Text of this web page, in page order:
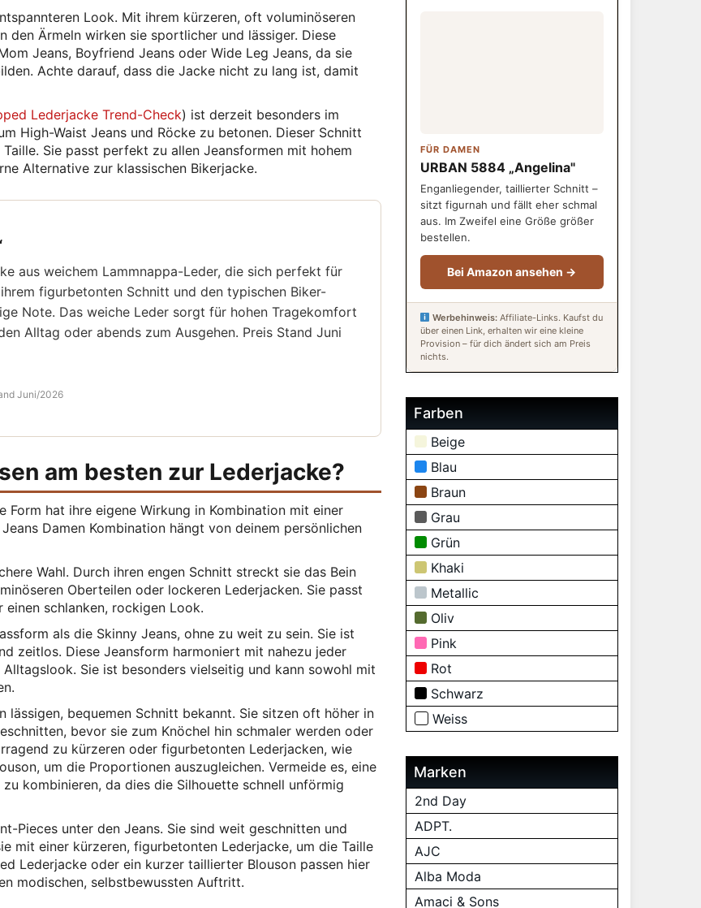
Look. Mit ihrem kürzeren, oft voluminöseren
den Ärmeln wirken sie sportlicher und lässiger. Diese
Jeans, Boyfriend Jeans oder Wide Leg Jeans, da sie
Achte darauf, dass die Jacke nicht zu lang ist, damit
Lederjacke Trend-Check) ist derzeit besonders im
High-Waist Jeans und Röcke zu betonen. Dieser Schnitt
Sie passt perfekt zu allen Jeansformen mit hohem
Alternative zur klassischen Bikerjacke.
aus weichem Lammnappa-Leder, die sich perfekt für
figurbetonten Schnitt und den typischen Biker-
Note. Das weiche Leder sorgt für hohen Tragekomfort
Alltag oder abends zum Ausgehen. Preis Stand Juni
Juni/2026
am besten zur Lederjacke?
Form hat ihre eigene Wirkung in Kombination mit einer
Damen Kombination hängt von deinem persönlichen
Wahl. Durch ihren engen Schnitt streckt sie das Bein
Oberteilen oder lockeren Lederjacken. Sie passt
schlanken, rockigen Look.
als die Skinny Jeans, ohne zu weit zu sein. Sie ist
zeitlos. Diese Jeansform harmoniert mit nahezu jeder
Sie ist besonders vielseitig und kann sowohl mit
lässigen, bequemen Schnitt bekannt. Sie sitzen oft höher in
bevor sie zum Knöchel hin schmaler werden oder
zu kürzeren oder figurbetonten Lederjacken, wie
um die Proportionen auszugleichen. Vermeide es, eine
kombinieren, da dies die Silhouette schnell unförmig
Pieces unter den Jeans. Sie sind weit geschnitten und
mit einer kürzeren, figurbetonten Lederjacke, um die Taille
Lederjacke oder ein kurzer taillierter Blouson passen hier
modischen, selbstbewussten Auftritt.
FÜR DAMEN
URBAN 5884 „Angelina"
Enganliegender, taillierter Schnitt –
sitzt figurnah und fällt eher schmal
aus. Im Zweifel eine Größe größer
bestellen.
Bei Amazon ansehen →
Werbehinweis: Affiliate-Links. Kaufst du
über einen Link, erhalten wir eine kleine
Provision – für dich ändert sich am Preis
nichts.
Farben
Beige
Blau
Braun
Grau
Grün
Khaki
Metallic
Oliv
Pink
Rot
Schwarz
Weiss
Marken
2nd Day
ADPT.
AJC
Alba Moda
Amaci & Sons